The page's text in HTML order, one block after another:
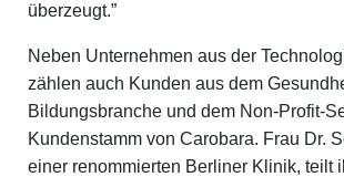
überzeugt.”
Neben Unternehmen aus der
zählen auch Kunden aus dem
Bildungsbranche und dem Non-Profit-
Kundenstamm von Carobara. Frau Dr.
einer renommierten Berliner Klinik, teilt